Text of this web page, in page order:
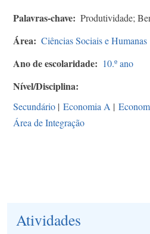
Palavras-chave Produtividade;
Área Ciências Sociais e Humanas
Ano de escolaridade 10.º ano
Nível/Disciplina
Secundário | Economia A |
Área de Integração
Atividades